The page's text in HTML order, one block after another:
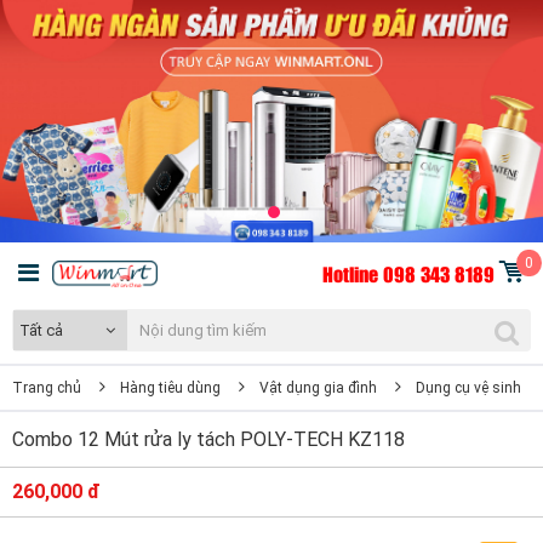
Hotline 098 343 8189 0
Tất cả
Trang chủ Hàng tiêu dùng Vật dụng gia đình Dụng cụ vệ sinh
Combo 12 Mút rửa ly tách POLY-TECH KZ118
260,000 đ